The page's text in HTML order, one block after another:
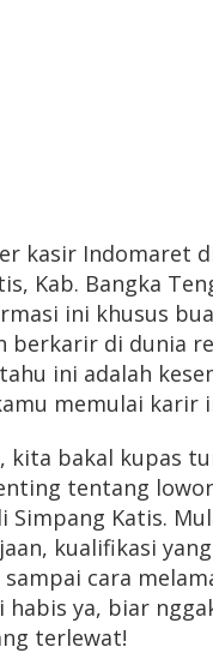
kasir Indomaret
Kab. Bangka
ini khusus
berkarir di dunia
ini adalah
memulai karir
kita bakal kupas
tentang
Simpang Katis.
kualifikasi yang
cara
habis ya, biar
terlewat!